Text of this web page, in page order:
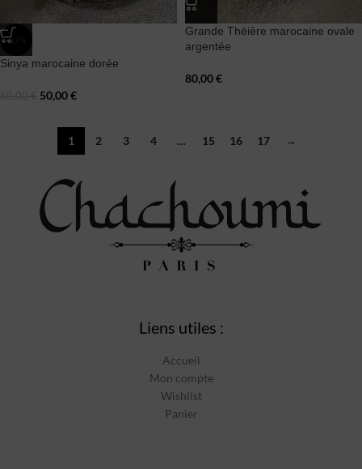
-17%
Sinya marocaine dorée
50,00€
Grande Théière marocaine ovale
argentée
80,00€
1 2 3 4 … 15 16 17 →
Liens utiles :
Accueil
Mon compte
Wishlist
Panier